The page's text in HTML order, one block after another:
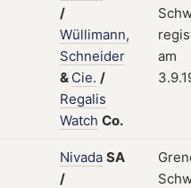
/
Wüllimann,
Schneider
& Cie. /
Regalis
Watch Co.
am
Nivada SA
/